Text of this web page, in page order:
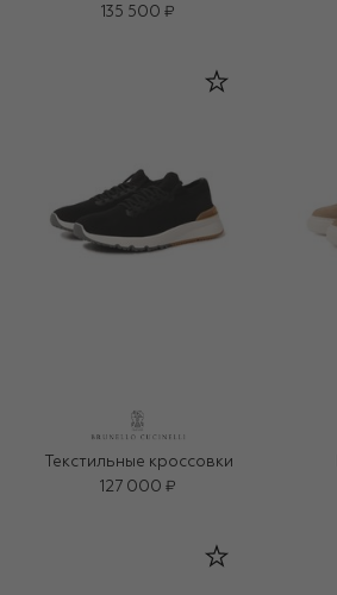
135 500 ₽
Текстильные кроссовки
127 000 ₽